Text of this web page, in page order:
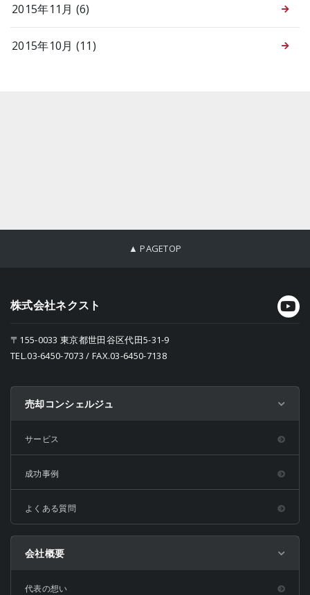
2015年11月 (6)
2015年10月 (11)
▲ PAGETOP
株式会社ネクスト
〒155-0033 東京都世田谷区代田5-31-9
TEL.03-6450-7073 / FAX.03-6450-7138
売却コンシェルジュ
サービス
成功事例
よくある質問
会社概要
代表の想い